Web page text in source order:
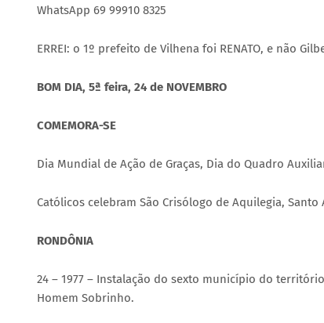
WhatsApp 69 99910 8325
ERREI: o 1º prefeito de Vilhena foi RENATO, e não
BOM DIA, 5ª feira, 24 de NOVEMBRO
COMEMORA-SE
Dia Mundial de Ação de Graças, Dia do Quadro
Católicos celebram São Crisólogo de Aquilegia,
RONDÔNIA
24 – 1977 – Instalação do sexto município do
Homem Sobrinho.